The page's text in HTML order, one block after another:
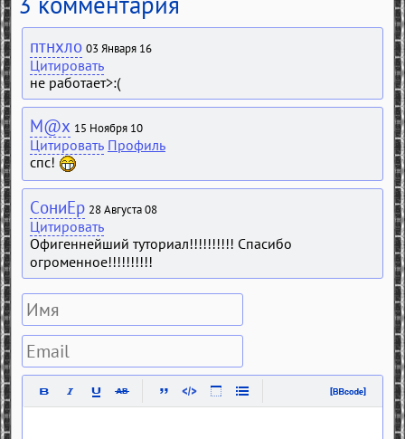
птнхло 03 Января 16
Цитировать
не работает>:(
M@x 15 Ноября 10
Цитировать Профиль
спс!
СониЕр 28 Августа 08
Цитировать
Офигеннейший туториал!!!!!!!!!! Спасибо
огроменное!!!!!!!!!!